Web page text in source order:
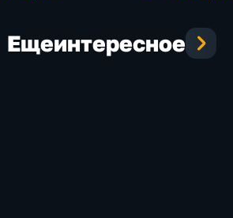
Ещеинтересное